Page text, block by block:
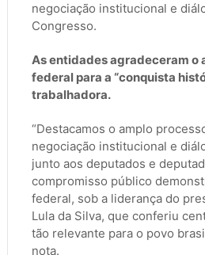
negociação institucional e
Congresso.
As entidades agradeceram o
federal para a “conquista
trabalhadora.
“Destacamos o amplo
negociação institucional e
junto aos deputados e
compromisso público
federal, sob a liderança do
Lula da Silva, que conferiu
tão relevante para o povo
nota.